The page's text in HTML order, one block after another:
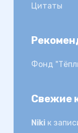
Цитаты
Фонд
Свежие
Nikiк